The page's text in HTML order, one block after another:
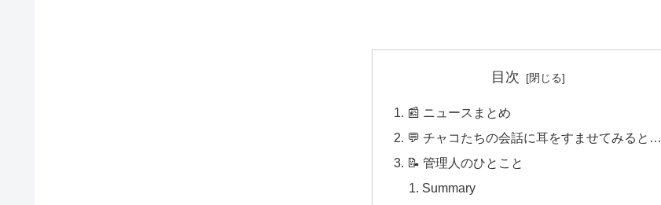
目次
📰 ニュースまとめ
💬 チャコたちの会話に耳をすませてみると…
📝 管理人のひとこと
Summary